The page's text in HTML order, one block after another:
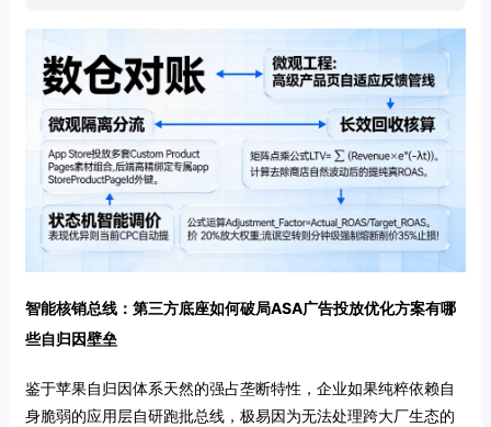
智能核销总线：第三方底座如何破局ASA广告投放优化方案有哪
些自归因壁垒
鉴于苹果自归因体系天然的强占垄断特性，企业如果纯粹依赖自
身脆弱的应用层自研跑批总线，极易因为无法处理跨大厂生态的